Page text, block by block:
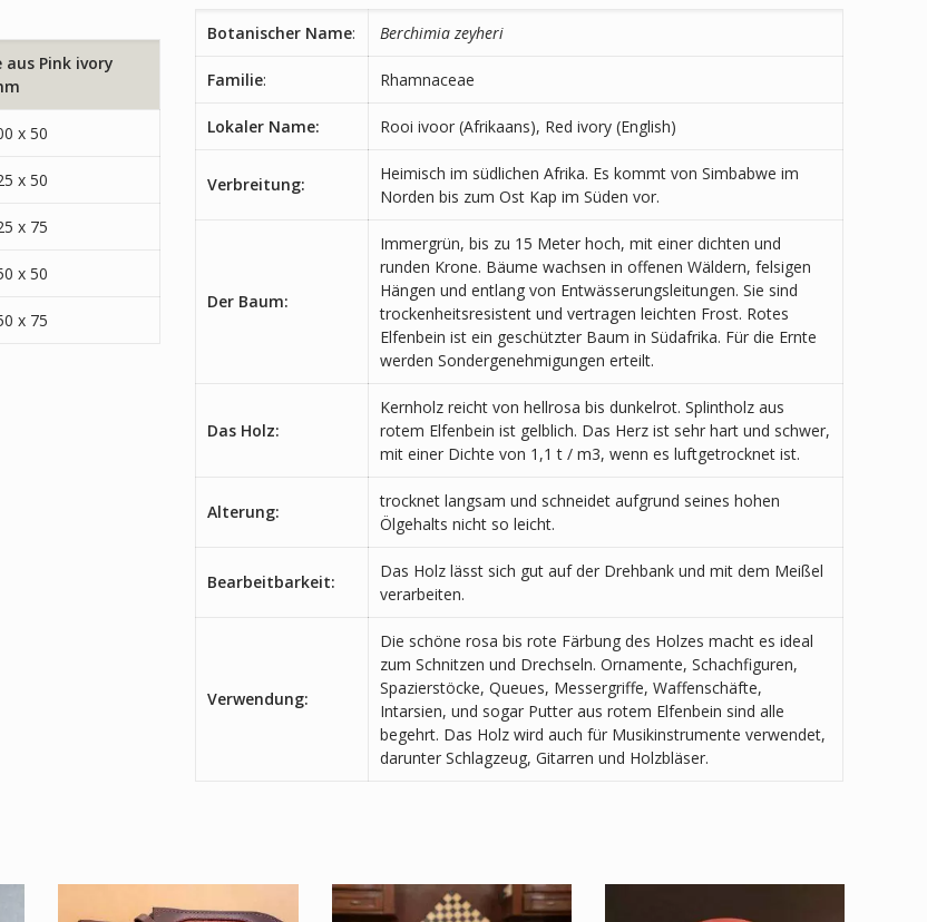
aus Pink ivory
x 50
x 50
x 75
x 50
x 75
Botanischer Name: Berchimia zeyheri
Familie: Rhamnaceae
Lokaler Name: Rooi ivoor (Afrikaans), Red ivory (English)
Verbreitung:
Heimisch im südlichen Afrika. Es kommt von Simbabwe im
Norden bis zum Ost Kap im Süden vor.
Der Baum:
Immergrün, bis zu 15 Meter hoch, mit einer dichten und
runden Krone. Bäume wachsen in offenen Wäldern, felsigen
Hängen und entlang von Entwässerungsleitungen. Sie sind
trockenheitsresistent und vertragen leichten Frost. Rotes
Elfenbein ist ein geschützter Baum in Südafrika. Für die Ernte
werden Sondergenehmigungen erteilt.
Das Holz:
Kernholz reicht von hellrosa bis dunkelrot. Splintholz aus
rotem Elfenbein ist gelblich. Das Herz ist sehr hart und schwer,
mit einer Dichte von 1,1 t / m3, wenn es luftgetrocknet ist.
Alterung:
trocknet langsam und schneidet aufgrund seines hohen
Ölgehalts nicht so leicht.
Bearbeitbarkeit:
Das Holz lässt sich gut auf der Drehbank und mit dem Meißel
verarbeiten.
Verwendung:
Die schöne rosa bis rote Färbung des Holzes macht es ideal
zum Schnitzen und Drechseln. Ornamente, Schachfiguren,
Spazierstöcke, Queues, Messergriffe, Waffenschäfte,
Intarsien, und sogar Putter aus rotem Elfenbein sind alle
begehrt. Das Holz wird auch für Musikinstrumente verwendet,
darunter Schlagzeug, Gitarren und Holzbläser.